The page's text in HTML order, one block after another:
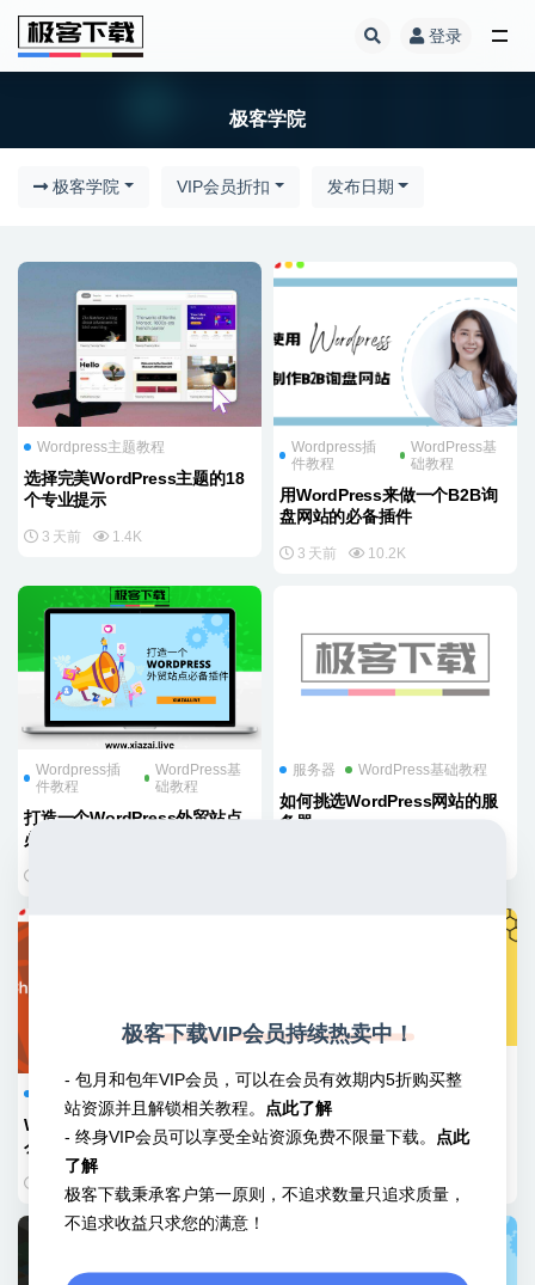
登录
极客学院
极客学院 VIP会员折扣 发布日期
Wordpress主题教程
选择完美WordPress主题的18
个专业提示
3 天前 1.4K
Wordpress插
件教程
WordPress基
础教程
用WordPress来做一个B2B询
盘网站的必备插件
3 天前 10.2K
Wordpress插
件教程
WordPress基
础教程
打造一个WordPress外贸站点
必备插件清单
服务器 WordPress基础教程
如何挑选WordPress网站的服
务器
WordPress主题的子主题是什
么？有什么功能？怎么修改？
2 周前 4.8K
WordPress入门指南初级攻略
手册
2 周前 3.8K
极客学院
极客下载VIP会员持续热卖中！
- 包月和包年VIP会员，可以在会员有效期内5折购买整
站资源并且解锁相关教程。
点此了解
- 终身VIP会员可以享受全站资源免费不限量下载。
点此
了解
极客下载秉承客户第一原则，不追求数量只追求质量，
不追求收益只求您的满意！